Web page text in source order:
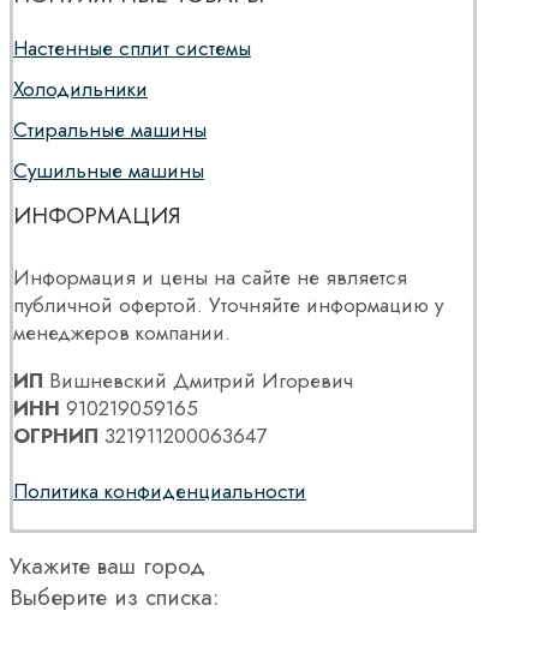
Настенные сплит системы
Холодильники
Стиральные машины
Сушильные машины
ИНФОРМАЦИЯ
Информация и цены на сайте не является
публичной офертой. Уточняйте информацию у
менеджеров компании.
ИП Вишневский Дмитрий Игоревич
ИНН 910219059165
ОГРНИП 321911200063647
Политика конфиденциальности
Укажите ваш город
Выберите из списка: